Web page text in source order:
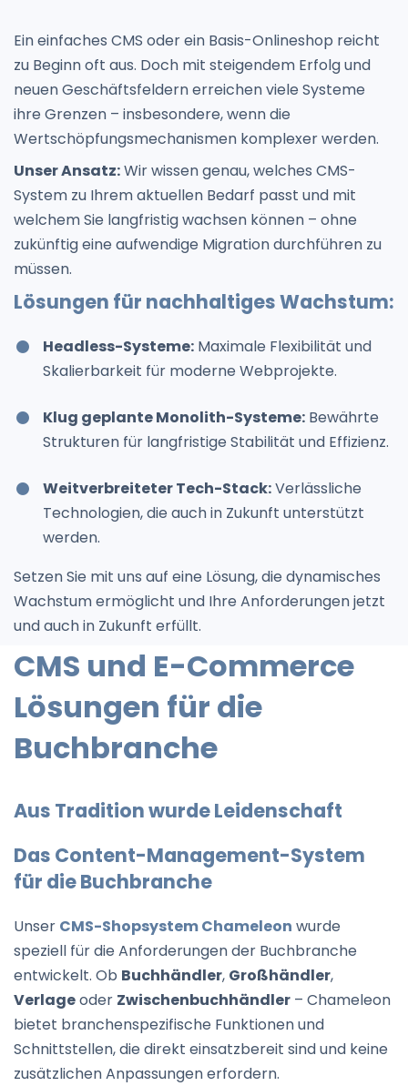
Ein einfaches CMS oder ein Basis-Onlineshop reicht
zu Beginn oft aus. Doch mit steigendem Erfolg und
neuen Geschäftsfeldern erreichen viele Systeme
ihre Grenzen – insbesondere, wenn die
Wertschöpfungsmechanismen komplexer werden.
Unser Ansatz:Wir wissen genau, welches CMS-
System zu Ihrem aktuellen Bedarf passt und mit
welchem Sie langfristig wachsen können – ohne
zukünftig eine aufwendige Migration durchführen zu
müssen.
Lösungen für nachhaltiges Wachstum:
Headless-Systeme: Maximale Flexibilität und
Skalierbarkeit für moderne Webprojekte.
Klug geplante Monolith-Systeme: Bewährte
Strukturen für langfristige Stabilität und Effizienz.
Weitverbreiteter Tech-Stack:Verlässliche
Technologien, die auch in Zukunft unterstützt
werden.
Setzen Sie mit uns auf eine Lösung, die dynamisches
Wachstum ermöglicht und Ihre Anforderungen jetzt
und auch in Zukunft erfüllt.
CMS und E-Commerce
Lösungen für die
Buchbranche
Aus Tradition wurde Leidenschaft
Das Content-Management-System
für die Buchbranche
Unser CMS-Shopsystem Chameleon wurde
speziell für die Anforderungen der Buchbranche
entwickelt. Ob Buchhändler, Großhändler,
Verlageoder Zwischenbuchhändler – Chameleon
bietet branchenspezifische Funktionen und
Schnittstellen, die direkt einsatzbereit sind und keine
zusätzlichen Anpassungen erfordern.